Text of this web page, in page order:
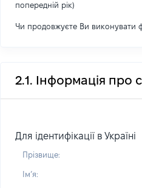
попередній рік)
Чи продовжуєте Ви виконувати
2.1. Інформація про
Для ідентифікації в Україні
Прізвище:
Імʼя: